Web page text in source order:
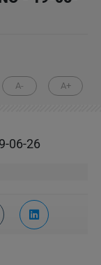
A- A+
06-26